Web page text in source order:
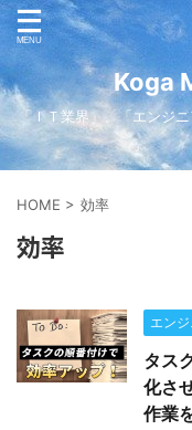
Koga
「ＩＴ業界」、「エンジ
HOME > 効率
効率
エン
タス
化さ
作業